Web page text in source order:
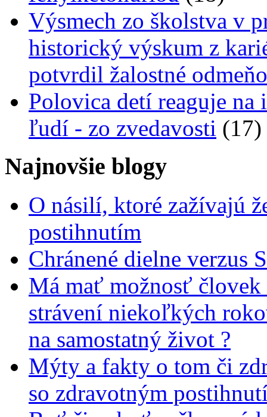
Výsmech zo školstva v
historický výskum z
potvrdil žalostné
Polovica detí reaguje na
ľudí - zo zvedavosti (17)
Najnovšie blogy
O násilí, ktoré zažívajú
postihnutím
Chránené dielne verzus
Má mať možnosť
strávení niekoľkých
na samostatný život ?
Mýty a fakty o tom či
so zdravotným